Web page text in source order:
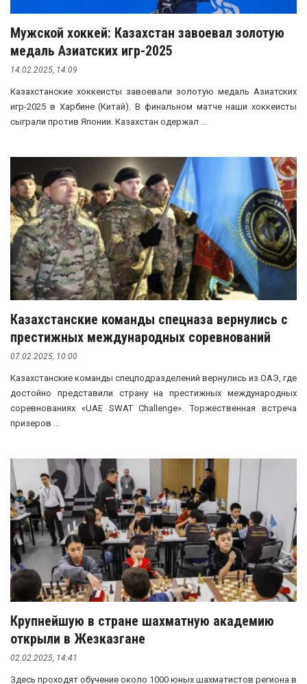
Мужской хоккей: Казахстан завоевал золотую
медаль Азиатских игр-2025
14.02.2025, 14:09
Казахстанские хоккеисты завоевали золотую медаль Азиатских
игр-2025 в Харбине (Китай). В финальном матче наши хоккеисты
сыграли против Японии. Казахстан одержал ...
Казахстанские команды спецназа вернулись с
престижных международных соревнований
07.02.2025, 10:00
Казахстанские команды спецподразделений вернулись из ОАЭ, где
достойно представили страну на престижных международных
соревнованиях «UAE SWAT Challenge». Торжественная встреча
призеров ...
Крупнейшую в стране шахматную академию
открыли в Жезказгане
02.02.2025, 14:41
Здесь проходят обучение около 1000 юных шахматистов региона в